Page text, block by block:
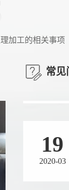
加工的相关事项
常见
2020-03
19
2020-03